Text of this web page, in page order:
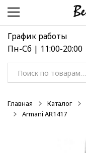
Перейти
навигации
Перейти
содержимому
График работы
Пн-Сб | 11:00-20:00
Искать:
Главная Каталог
Armani AR1417
-50%
-50%
-50%